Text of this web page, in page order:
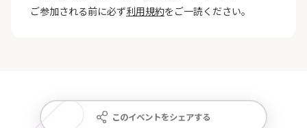
ご参加される前に必ず利用規約をご一読ください。
このイベントをシェアする